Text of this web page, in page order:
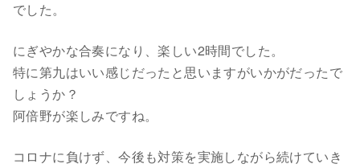
でした。
にぎやかな合奏になり、楽しい2時間でした。
特に第九はいい感じだったと思いますがいかがだったで
しょうか？
阿倍野が楽しみですね。
コロナに負けず、今後も対策を実施しながら続けていき